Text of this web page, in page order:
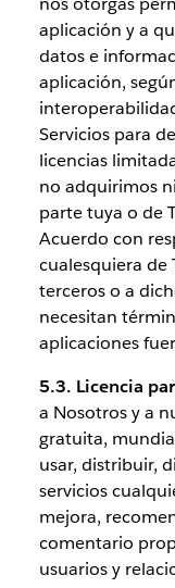
aplicación y a
datos e
aplicación,
Servicios para
licencias
no adquirimos
parte tuya o de
Acuerdo con
cualesquiera de
terceros o a
necesitan
aplicaciones
5.3. Licencia
a Nosotros y a
gratuita,
usar, distribuir,
servicios
mejora,
comentario
usuarios y